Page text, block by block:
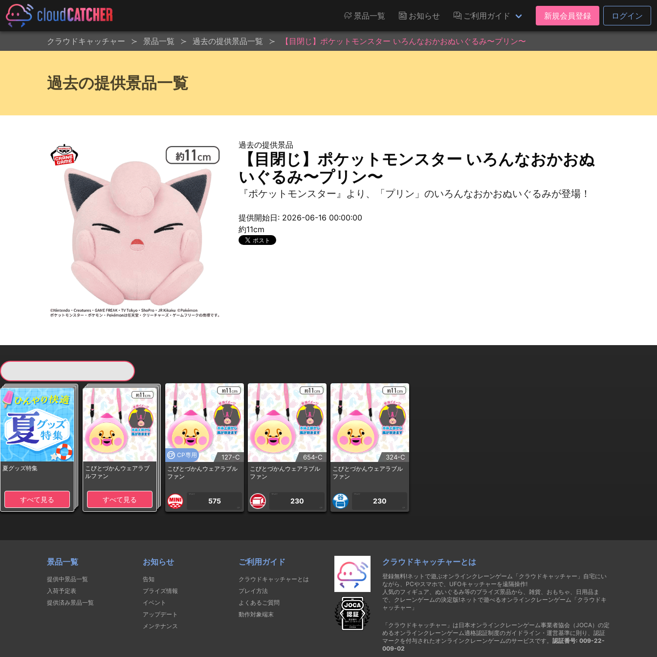
景品一覧 お知らせ ご利用ガイド 新規会員登録 ログイン
クラウドキャッチャー 景品一覧 過去の提供景品一覧 【目閉じ】ポケットモンスター いろんなおかおぬいぐるみ〜プリン〜
過去の提供景品一覧
過去の提供景品
【目閉じ】ポケットモンスター いろんなおかおぬ
いぐるみ〜プリン〜
『ポケットモンスター』より、「プリン」のいろんなおかおぬいぐるみが登場！
提供開始日: 2026-06-16 00:00:00
約11cm
夏グッズ特集
すべて見る
こびとづかんウェアラブ
ルファン
すべて見る
CP専用 127-C
こびとづかんウェアラブル
ファン
1PLAY
575
CP
654-C
こびとづかんウェアラブル
ファン
1PLAY
230
CP
324-C
こびとづかんウェアラブル
ファン
1PLAY
230
CP
景品一覧
提供中景品一覧
入荷予定表
提供済み景品一覧
お知らせ
告知
プライズ情報
イベント
アップデート
メンテナンス
ご利用ガイド
クラウドキャッチャーとは
プレイ方法
よくあるご質問
動作対象端末
クラウドキャッチャーとは
登録無料!ネットで遊ぶオンラインクレーンゲーム「クラウドキャッチャー」自宅にい
ながら、PCやスマホで、UFOキャッチャーを遠隔操作!
人気のフィギュア、ぬいぐるみ等のプライズ景品から、雑貨、おもちゃ、日用品ま
で、クレーンゲームの決定版!ネットで遊べるオンラインクレーンゲーム「クラウドキ
ャッチャー」
「クラウドキャッチャー」は日本オンラインクレーンゲーム事業者協会（JOCA）の定
めるオンラインクレーンゲーム適格認証制度のガイドライン・運営基準に則り、認証
マークを付与されたオンラインクレーンゲームのサービスです。 認証番号: 009-22-
009-02